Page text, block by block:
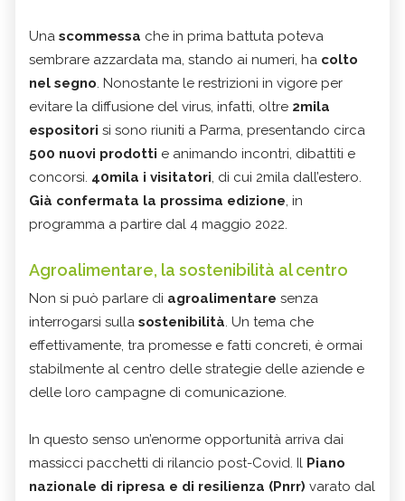
Una scommessa che in prima battuta poteva
sembrare azzardata ma, stando ai numeri, ha colto
nel segno. Nonostante le restrizioni in vigore per
evitare la diffusione del virus, infatti, oltre 2mila
espositori si sono riuniti a Parma, presentando circa
500 nuovi prodotti e animando incontri, dibattiti e
concorsi. 40mila i visitatori, di cui 2mila dall’estero.
Già confermata la prossima edizione, in
programma a partire dal 4 maggio 2022.
Agroalimentare, la sostenibilità al centro
Non si può parlare di agroalimentare senza
interrogarsi sulla sostenibilità. Un tema che
effettivamente, tra promesse e fatti concreti, è ormai
stabilmente al centro delle strategie delle aziende e
delle loro campagne di comunicazione.
In questo senso un’enorme opportunità arriva dai
massicci pacchetti di rilancio post-Covid. Il Piano
nazionale di ripresa e di resilienza (Pnrr) varato dal